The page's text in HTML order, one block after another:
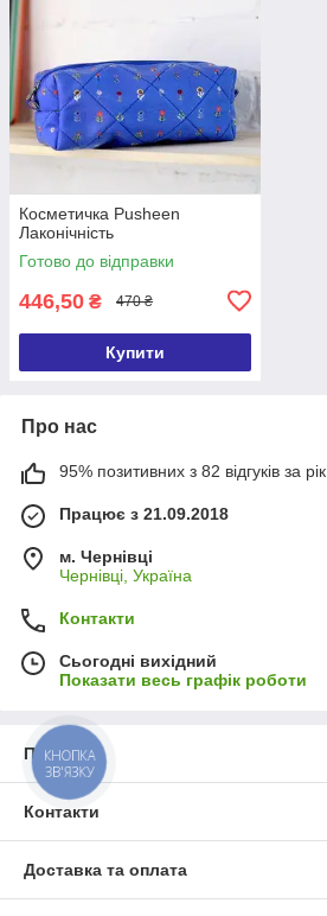
Косметичка Pusheen
Лаконічність
Готово до відправки
446,50 ₴ 470 ₴
Купити
Про нас
95% позитивних з 82 відгуків за рік
Працює з 21.09.2018
м. Чернівці
Чернівці, Україна
Контакти
Сьогодні вихідний
Показати весь графік роботи
Про нас
Контакти
Доставка та оплата
КНОПКА
ЗВ'ЯЗКУ